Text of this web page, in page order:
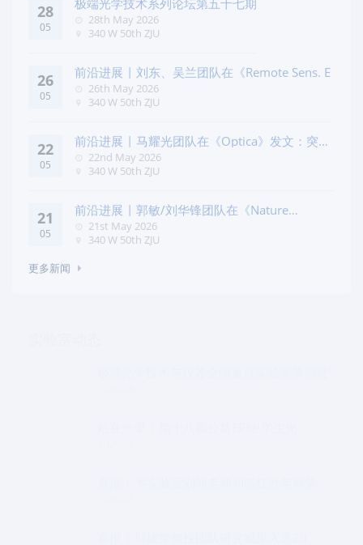
28
05
极端光学技术系列论坛第五十七期
28th May 2026
340 W 50th ZJU
26
05
前沿进展 | 刘东、吴兰团队在《Remote Sens. E
26th May 2026
340 W 50th ZJU
22
05
前沿进展 | 马耀光团队在《Optica》发文：突破
几何相位
22nd May 2026
340 W 50th ZJU
21
05
前沿进展 | 郭敏/刘华锋团队在《Nature
Commun
21st May 2026
340 W 50th ZJU
更多新闻